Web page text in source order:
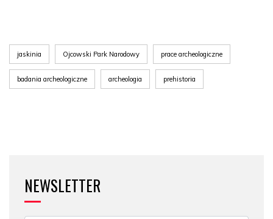
jaskinia Ojcowski Park Narodowy prace archeologiczne
badania archeologiczne archeologia prehistoria
NEWSLETTER